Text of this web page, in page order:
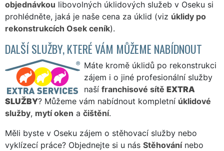
objednávkou libovolných úklidových služeb v Oseku si
prohlédněte, jaká je naše cena za úklid (viz úklidy po
rekonstrukcích Osek ceník).
DALŠÍ SLUŽBY, KTERÉ VÁM MŮŽEME NABÍDNOUT
Máte kromě úklidů po rekonstrukci
zájem i o jiné profesionální služby
naší franchisové sítě EXTRA
SLUŽBY? Můžeme vám nabídnout kompletní úklidové
služby, mytí oken a čištění.
Měli byste v Oseku zájem o stěhovací služby nebo
vyklízecí práce? Objednejte si u nás Stěhovánínebo